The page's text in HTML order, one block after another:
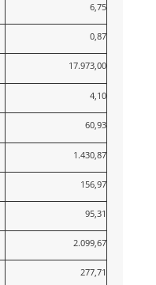
6,75
0,87
17.973,00
4,10
60,93
1.430,87
156,97
95,31
2.099,67
277,71